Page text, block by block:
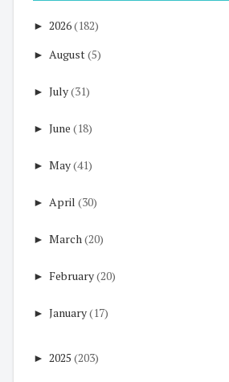
► 2026(182)
► August(5)
► July(31)
► June (18)
► May(41)
► April (30)
► March (20)
► February(20)
► January(17)
► 2025 (203)